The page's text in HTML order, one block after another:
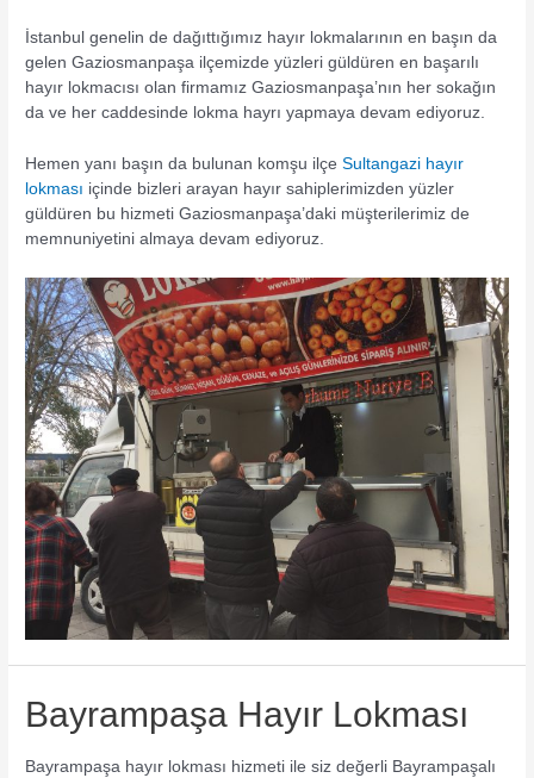
İstanbul genelin de dağıttığımız hayır lokmalarının en başın da
gelen Gaziosmanpaşa ilçemizde yüzleri güldüren en başarılı
hayır lokmacısı olan firmamız Gaziosmanpaşa’nın her sokağın
da ve her caddesinde lokma hayrı yapmaya devam ediyoruz.
Hemen yanı başın da bulunan komşu ilçeSultangazi hayır
lokması içinde bizleri arayan hayır sahiplerimizden yüzler
güldüren bu hizmeti Gaziosmanpaşa’daki müşterilerimiz de
memnuniyetini almaya devam ediyoruz.
Bayrampaşa Hayır Lokması
Bayrampaşa hayır lokması hizmeti ile siz değerli Bayrampaşalı